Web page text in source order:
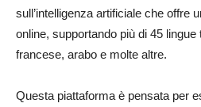
sull’intelligenza artificiale che offre
online, supportando più di 45
francese, arabo e molte altre.
Questa piattaforma è pensata per